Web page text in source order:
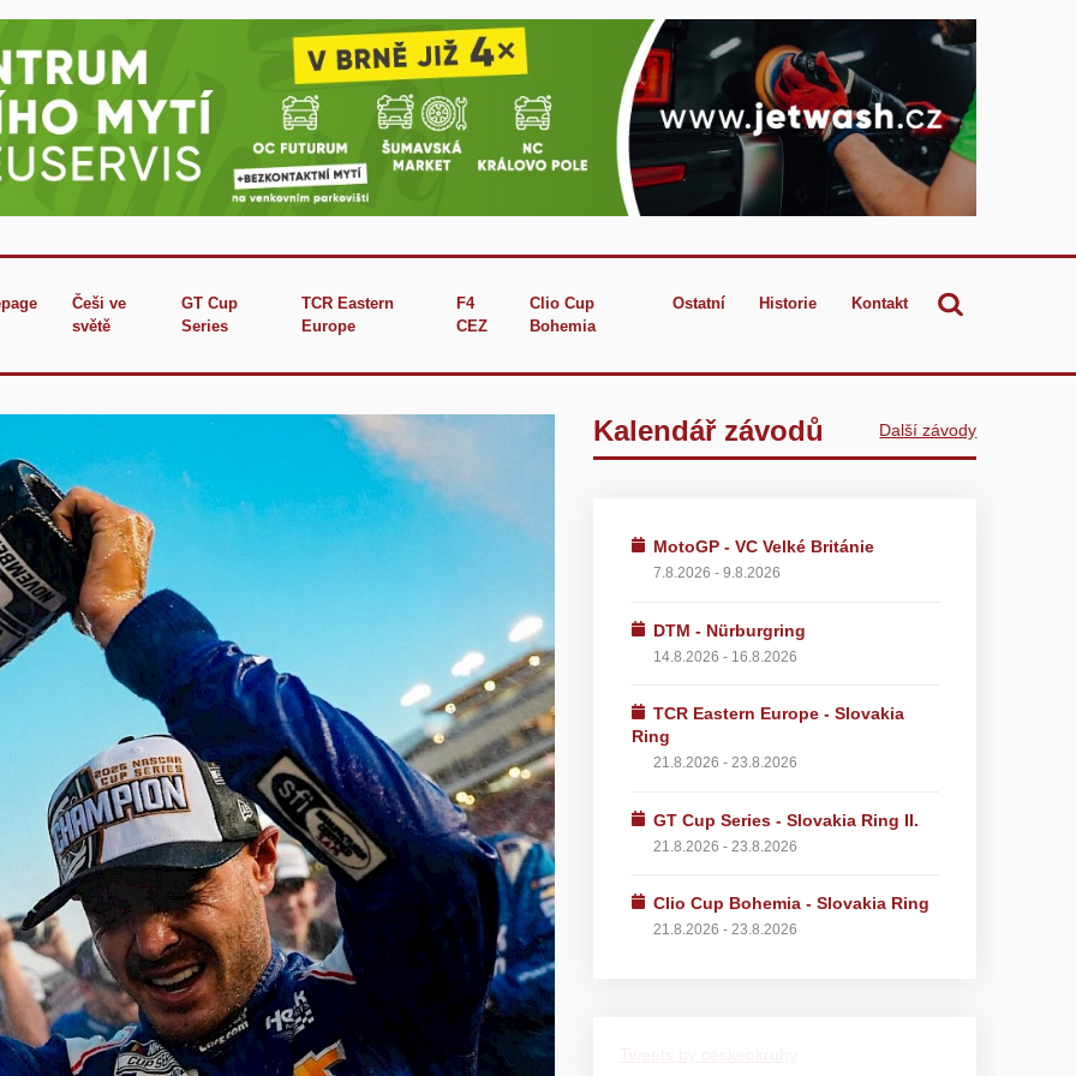
Češi ve
světě
GT Cup
Series
TCR Eastern
Europe
F4
CEZ
Clio Cup
Bohemia
Ostatní Historie Kontakt
Kalendář závodů Další závody
MotoGP - VC Velké Británie
7.8.2026 - 9.8.2026
DTM - Nürburgring
14.8.2026 - 16.8.2026
TCR Eastern Europe - Slovakia
Ring
21.8.2026 - 23.8.2026
GT Cup Series - Slovakia Ring II.
21.8.2026 - 23.8.2026
Clio Cup Bohemia - Slovakia Ring
21.8.2026 - 23.8.2026